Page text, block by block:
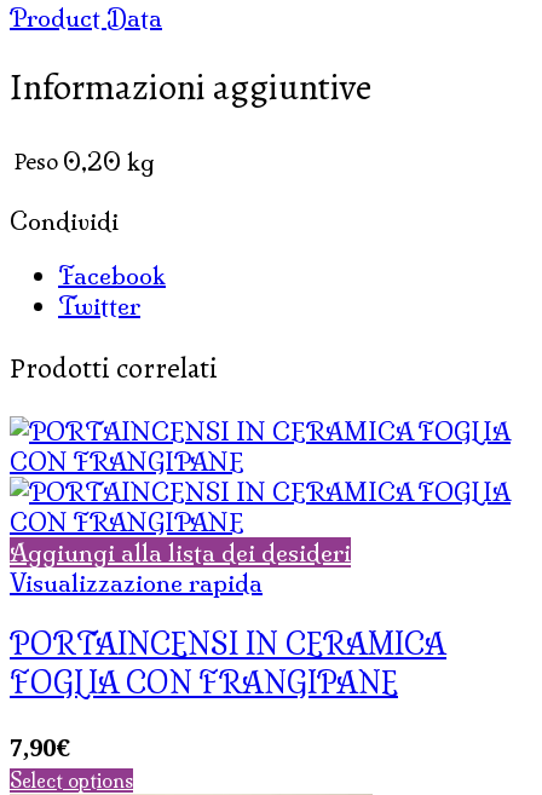
Product Data
Informazioni aggiuntive
Peso 0,20 kg
Condividi
Facebook
Twitter
Prodotti correlati
Aggiungi alla lista dei desideri
Visualizzazione rapida
PORTAINCENSI IN CERAMICA
FOGLIA CON FRANGIPANE
7,90€
Select options